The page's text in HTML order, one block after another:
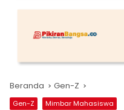
Beranda Gen-Z
Gen-Z Mimbar Mahasiswa